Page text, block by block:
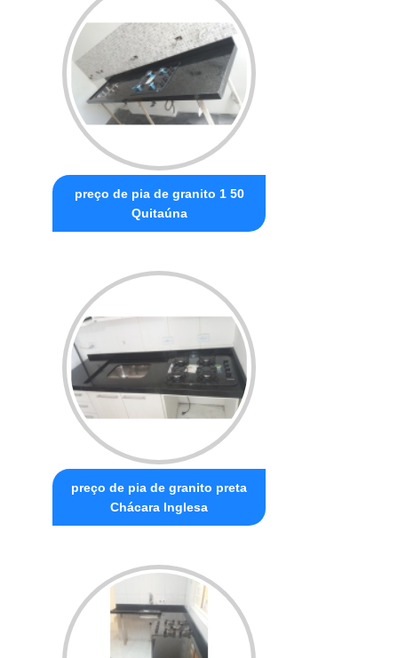
preço de pia de granito 1 50
Quitaúna
preço de pia de granito preta
Chácara Inglesa